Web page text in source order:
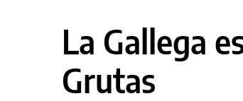
La Gallega
Grutas